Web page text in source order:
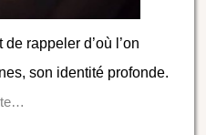
rappeler d’où l’on
son identité profonde.